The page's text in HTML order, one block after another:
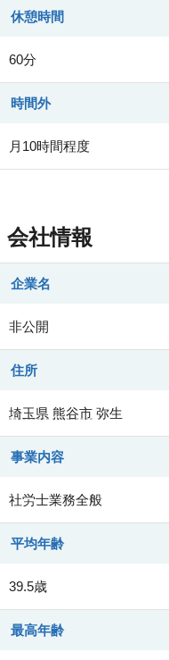
休憩時間
60分
時間外
月10時間程度
会社情報
企業名
非公開
住所
埼玉県 熊谷市 弥生
事業内容
社労士業務全般
平均年齢
39.5歳
最高年齢